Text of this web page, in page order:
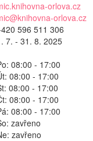
orlova.cz
orlova.cz
596 511 306
7. - 31. 8. 2025
08:00 - 17:00
08:00 - 17:00
08:00 - 17:00
08:00 - 17:00
08:00 - 17:00
zavřeno
zavřeno